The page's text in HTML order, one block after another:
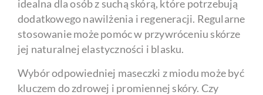
idealna dla osób z suchą skórą, które potrzebują
dodatkowego nawilżenia i regeneracji. Regularne
stosowanie może pomóc w przywróceniu skórze
jej naturalnej elastyczności i blasku.
Wybór odpowiedniej maseczki z miodu może być
kluczem do zdrowej i promiennej skóry. Czy